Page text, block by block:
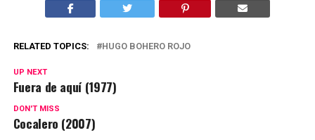
RELATED TOPICS: HUGO BOHERO ROJO
UP NEXT
Fuera de aquí (1977)
DON'T MISS
Cocalero (2007)